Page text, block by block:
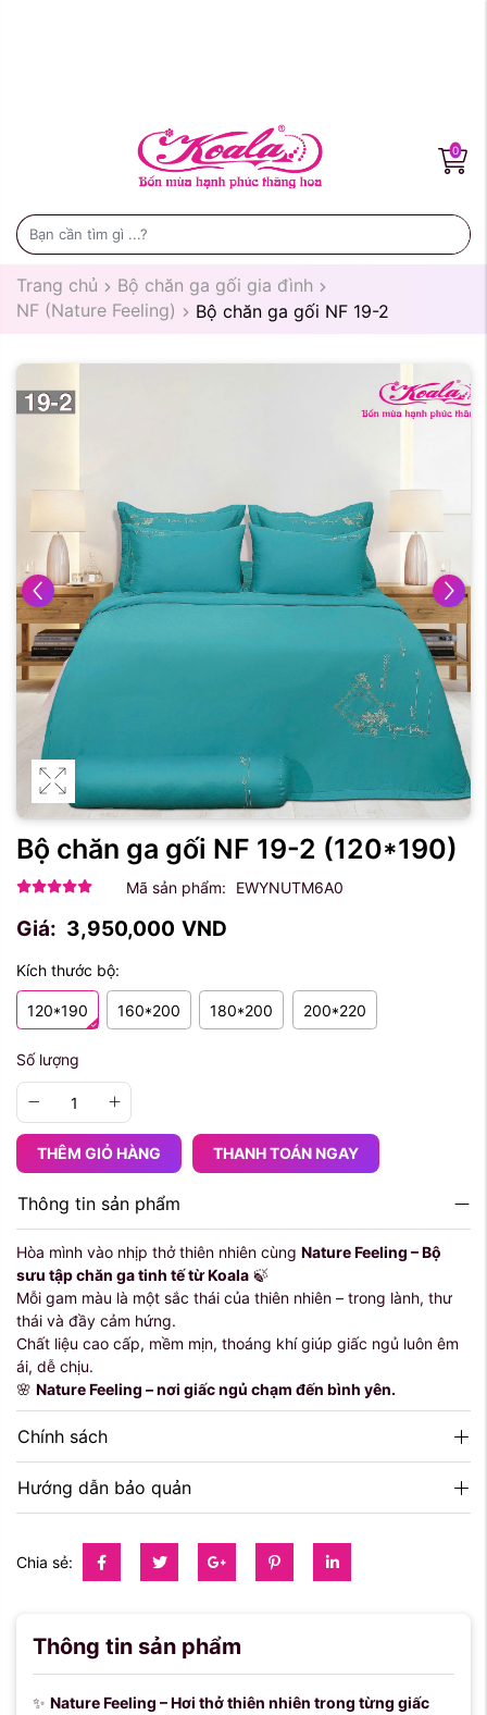
0
Trang chủ
Bộ chăn ga gối gia đình
NF (Nature Feeling)
Bộ chăn ga gối NF 19-2
Bộ chăn ga gối NF 19-2 (120*190)
Mã sản phẩm: EWYNUTM6A0
Giá: 3,950,000 VND
Kích thước bộ:
120*190 160*200 180*200 200*220
Số lượng
THÊM GIỎ HÀNG THANH TOÁN NGAY
Thông tin sản phẩm
Hòa mình vào nhịp thở thiên nhiên cùng Nature Feeling – Bộ
sưu tập chăn ga tinh tế từ Koala 🍃
Mỗi gam màu là một sắc thái của thiên nhiên – trong lành, thư
thái và đầy cảm hứng.
Chất liệu cao cấp, mềm mịn, thoáng khí giúp giấc ngủ luôn êm
ái, dễ chịu.
🌸 Nature Feeling – nơi giấc ngủ chạm đến bình yên.
Chính sách
Hướng dẫn bảo quản
Chia sẻ:
Thông tin sản phẩm
✨ Nature Feeling – Hơi thở thiên nhiên trong từng giấc